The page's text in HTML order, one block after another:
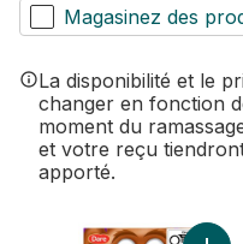
Magasinez des
La disponibilité et le
changer en fonction
moment du
et votre reçu
apporté.